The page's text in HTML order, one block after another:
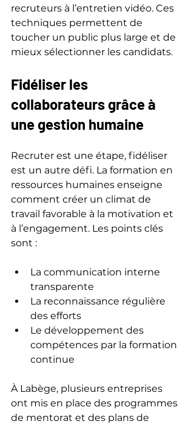
recruteurs à l’entretien vidéo. Ces
techniques permettent de
toucher un public plus large et de
mieux sélectionner les candidats.
Fidéliser les
collaborateurs grâce à
une gestion humaine
Recruter est une étape, fidéliser
est un autre défi. La formation en
ressources humaines enseigne
comment créer un climat de
travail favorable à la motivation et
à l’engagement. Les points clés
sont :
La communication interne
transparente
La reconnaissance régulière
des efforts
Le développement des
compétences par la formation
continue
À Labège, plusieurs entreprises
ont mis en place des programmes
de mentorat et des plans de